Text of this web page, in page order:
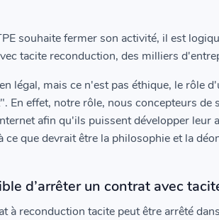
souhaite fermer son activité, il est
tacite reconduction, des milliers
légal, mais ce n'est pas éthique, le rôle
En effet, notre rôle, nous concepteurs
afin qu'ils puissent développer leur
ce que devrait être la philosophie et la
d’arrêter un contrat avec
à reconduction tacite peut être arrêté